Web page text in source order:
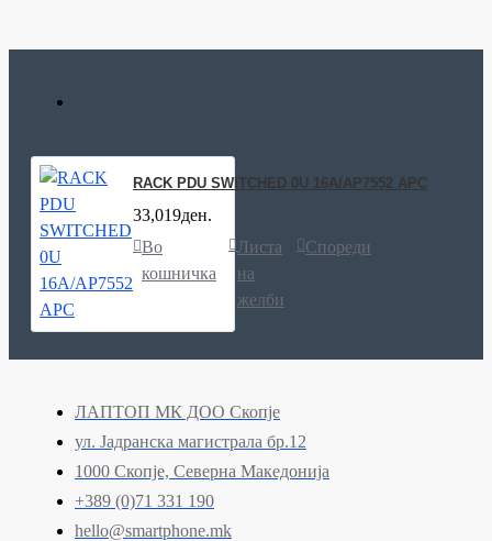
RACK PDU SWITCHED 0U 16A/AP7552 APC
33,019ден.
Во
кошничка
Листа
на
желби
Спореди
ЛАПТОП МК ДОО Скопје
ул. Јадранска магистрала бр.12
1000 Скопје, Северна Македонија
+389 (0)71 331 190
hello@smartphone.mk